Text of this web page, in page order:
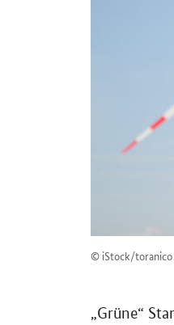
© iStock/toranico
„Grüne“